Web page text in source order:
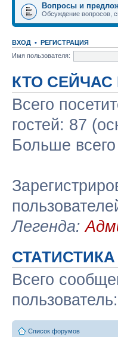
Вопросы и
Обсуждение вопросов,
ВХОД • РЕГИСТРАЦИЯ
Имя пользователя:
КТО
Всего
гостей: 87
Больше
Легенда:
СТАТИСТИКА
Всего
пользователь:
Список форумов